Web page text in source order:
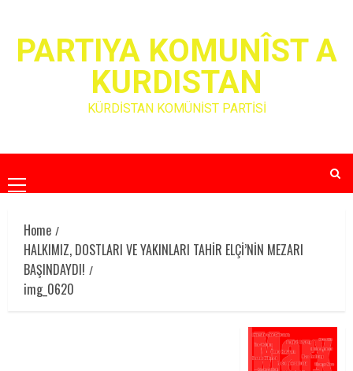
contentPARTIYA KOMUNÎST A
KURDISTAN
KÜRDİSTAN KOMÜNİST PARTİSİ
Primary
Menu
Home
HALKIMIZ, DOSTLARI VE YAKINLARI TAHİR ELÇİ’NİN MEZARI
BAŞINDAYDI!
img_0620